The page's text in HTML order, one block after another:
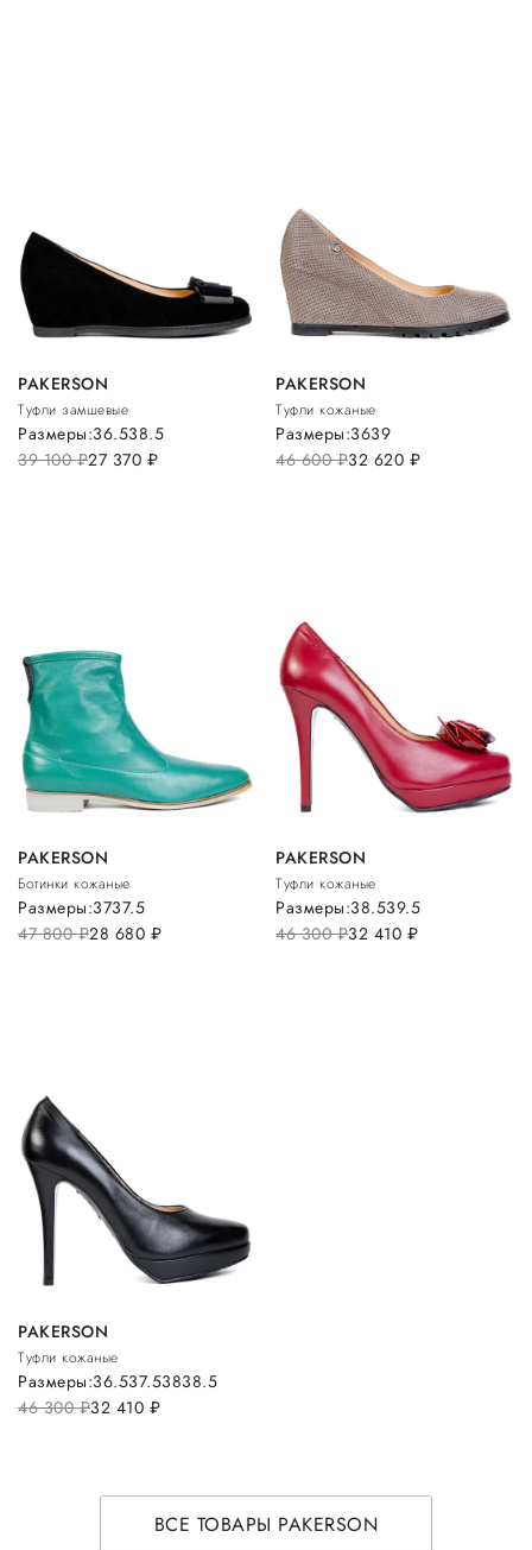
PAKERSON
Туфли замшевые
39 100руб.27 370 руб.
Размеры:36.538.5
PAKERSON
Туфли кожаные
46 600руб.32 620 руб.
Размеры:3639
PAKERSON
Ботинки кожаные
47 800руб.28 680 руб.
Размеры:3737.5
PAKERSON
Туфли кожаные
46 300руб.32 410 руб.
Размеры:38.539.5
PAKERSON
Туфли кожаные
46 300руб.32 410 руб.
Размеры:36.537.53838.5
ВСЕ ТОВАРЫ PAKERSON